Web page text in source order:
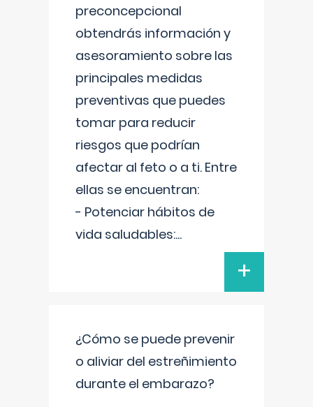
preconcepcional
obtendrás información y
asesoramiento sobre las
principales medidas
preventivas que puedes
tomar para reducir
riesgos que podrían
afectar al feto o a ti. Entre
ellas se encuentran:
- Potenciar hábitos de
vida saludables:...
+
¿Cómo se puede prevenir
o aliviar del estreñimiento
durante el embarazo?